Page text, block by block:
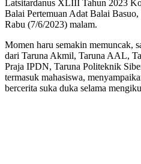
Latsitardanus XLIII Tahun 2023
Balai Pertemuan Adat Balai
Rabu (7/6/2023) malam.
Momen haru semakin memuncak,
dari Taruna Akmil, Taruna AAL,
Praja IPDN, Taruna Politeknik
termasuk mahasiswa,
bercerita suka duka selama